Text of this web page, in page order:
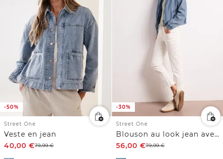
-50%
Street One
Veste en jean
40,00 €79,99€
-30%
Street One
Blouson au look jean avec poches
56,00 €79,99€